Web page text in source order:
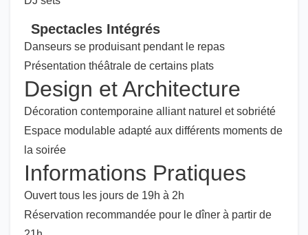
Spectacles Intégrés
Danseurs se produisant pendant le repas
Présentation théâtrale de certains plats
Design et Architecture
Décoration contemporaine alliant naturel et sobriété
Espace modulable adapté aux différents moments de
la soirée
Informations Pratiques
Ouvert tous les jours de 19h à 2h
Réservation recommandée pour le dîner à partir de